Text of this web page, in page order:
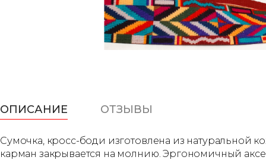
ОПИСАНИЕ ОТЗЫВЫ
Сумочка, кросс-боди изготовлена из натуральной
карман закрывается на молнию. Эргономичный